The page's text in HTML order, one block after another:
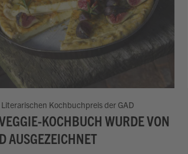
Kochbuchpreis der GAD
KOCHBUCH WURDE VON
AUSGEZEICHNET